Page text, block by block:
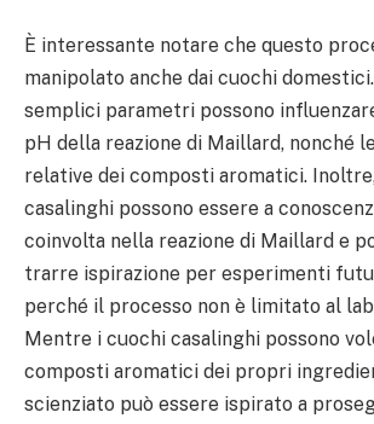
È interessante notare che questo
manipolato anche dai cuochi
semplici parametri possono
pH della reazione di Maillard, nonché
relative dei composti aromatici.
casalinghi possono essere a
coinvolta nella reazione di Maillard e
trarre ispirazione per esperimenti
perché il processo non è limitato al
Mentre i cuochi casalinghi possono
composti aromatici dei propri
scienziato può essere ispirato a